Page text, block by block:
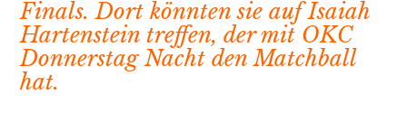
Finals. Dort könnten sie auf Isaiah
Hartenstein treffen, der mit OKC
Donnerstag Nacht den Matchball
hat.